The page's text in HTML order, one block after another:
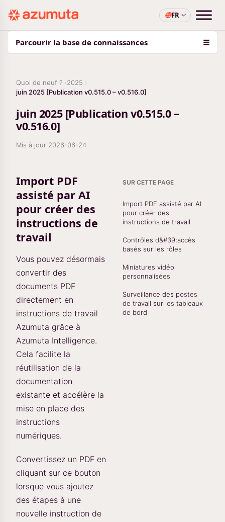
FR
Parcourir la base de connaissances ☰
Quoi de neuf ?
2025
juin 2025 [Publication v0.515.0 – v0.516.0]
juin 2025 [Publication v0.515.0 –
v0.516.0]
Mis à jour 2026-06-24
Import PDF
assisté par AI
pour créer des
instructions de
travail
Vous pouvez désormais
convertir des
documents PDF
directement en
instructions de travail
Azumuta grâce à
Azumuta Intelligence.
Cela facilite la
réutilisation de la
documentation
existante et accélère la
mise en place des
instructions
numériques.
Convertissez un PDF en
cliquant sur ce bouton
lorsque vous ajoutez
des étapes à une
nouvelle instruction de
SUR CETTE PAGE
Import PDF assisté par AI
pour créer des
instructions de travail
Contrôles d&#39;accès
basés sur les rôles
Miniatures vidéo
personnalisées
Surveillance des postes
de travail sur les tableaux
de bord